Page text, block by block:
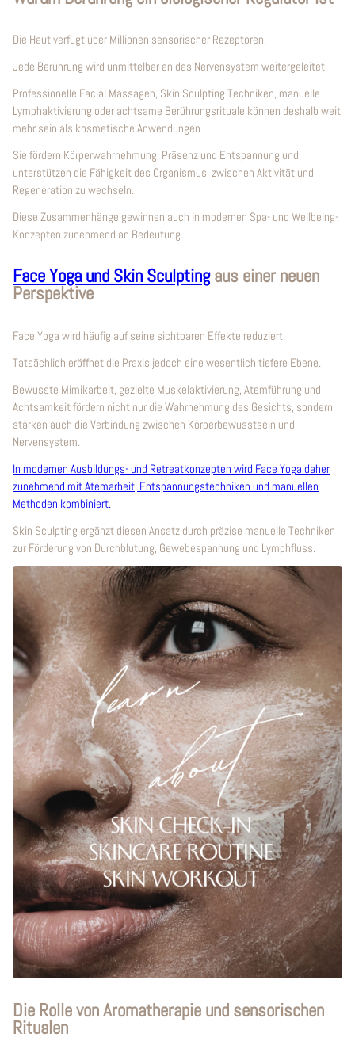
Die Haut verfügt über Millionen sensorischer Rezeptoren.
Jede Berührung wird unmittelbar an das Nervensystem weitergeleitet.
Professionelle Facial Massagen, Skin Sculpting Techniken, manuelle
Lymphaktivierung oder achtsame Berührungsrituale können deshalb weit
mehr sein als kosmetische Anwendungen.
Sie fördern Körperwahrnehmung, Präsenz und Entspannung und
unterstützen die Fähigkeit des Organismus, zwischen Aktivität und
Regeneration zu wechseln.
Diese Zusammenhänge gewinnen auch in modernen Spa- und Wellbeing-
Konzepten zunehmend an Bedeutung.
Face Yoga und Skin Sculptingaus einer neuen
Perspektive
Face Yoga wird häufig auf seine sichtbaren Effekte reduziert.
Tatsächlich eröffnet die Praxis jedoch eine wesentlich tiefere Ebene.
Bewusste Mimikarbeit, gezielte Muskelaktivierung, Atemführung und
Achtsamkeit fördern nicht nur die Wahrnehmung des Gesichts, sondern
stärken auch die Verbindung zwischen Körperbewusstsein und
Nervensystem.
In modernen Ausbildungs- und Retreatkonzepten wird Face Yoga daher
zunehmend mit Atemarbeit, Entspannungstechniken und manuellen
Methoden kombiniert.
Skin Sculpting ergänzt diesen Ansatz durch präzise manuelle Techniken
zur Förderung von Durchblutung, Gewebespannung und Lymphfluss.
Die Rolle von Aromatherapie und sensorischen
Ritualen